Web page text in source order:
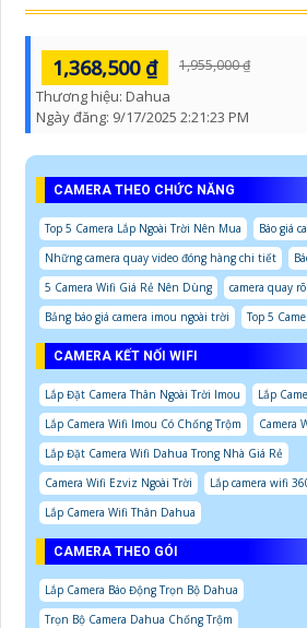
1,368,500 ₫ 1,955,000 ₫
Thương hiệu: Dahua
Ngày đăng: 9/17/2025 2:21:23 PM
CAMERA THEO CHỨC NĂNG
Top 5 Camera Lắp Ngoài Trời Nên Mua
Báo giá
Những camera quay video đóng hàng chi tiết
5 Camera Wifi Giá Rẻ Nên Dùng
camera quay
Bảng báo giá camera imou ngoài trời
Top 5
CAMERA KẾT NỐI WIFI
Lắp Đặt Camera Thân Ngoài Trời Imou
Lắp
Lắp Camera Wifi Imou Có Chống Trộm
Camera
Lắp Đặt Camera Wifi Dahua Trong Nhà Giá Rẻ
Camera Wifi Ezviz Ngoài Trời
Lắp camera wifi
Lắp Camera Wifi Thân Dahua
CAMERA THEO GÓI
Lắp Camera Báo Động Trọn Bộ Dahua
Trọn Bộ Camera Dahua Chống Trộm